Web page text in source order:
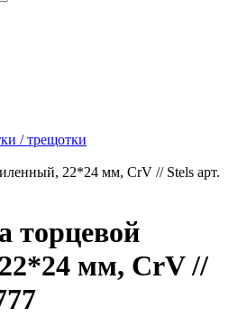
/ трещотки
22*24 мм, CrV // Stels арт.
торцевой
мм, CrV //